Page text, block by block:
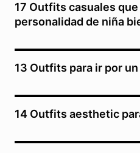
17 Outfits casuales
personalidad de niña
13 Outfits para ir por
14 Outfits aesthetic